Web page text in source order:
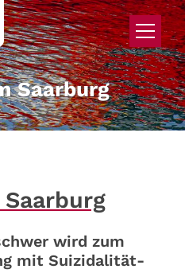
Saarburg
wird zum
mit Suizidalität-